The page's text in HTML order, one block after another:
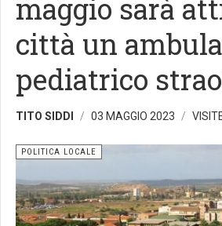
maggio sarà
città un
pediatrico
TITO SIDDI 03 MAGGIO 2023
POLITICA LOCALE